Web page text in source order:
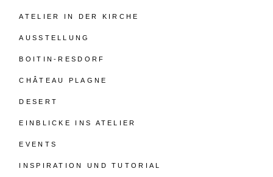
ATELIER IN DER KIRCHE
AUSSTELLUNG
BOITIN-RESDORF
CHÂTEAU PLAGNE
DESERT
EINBLICKE INS ATELIER
EVENTS
INSPIRATION UND TUTORIAL